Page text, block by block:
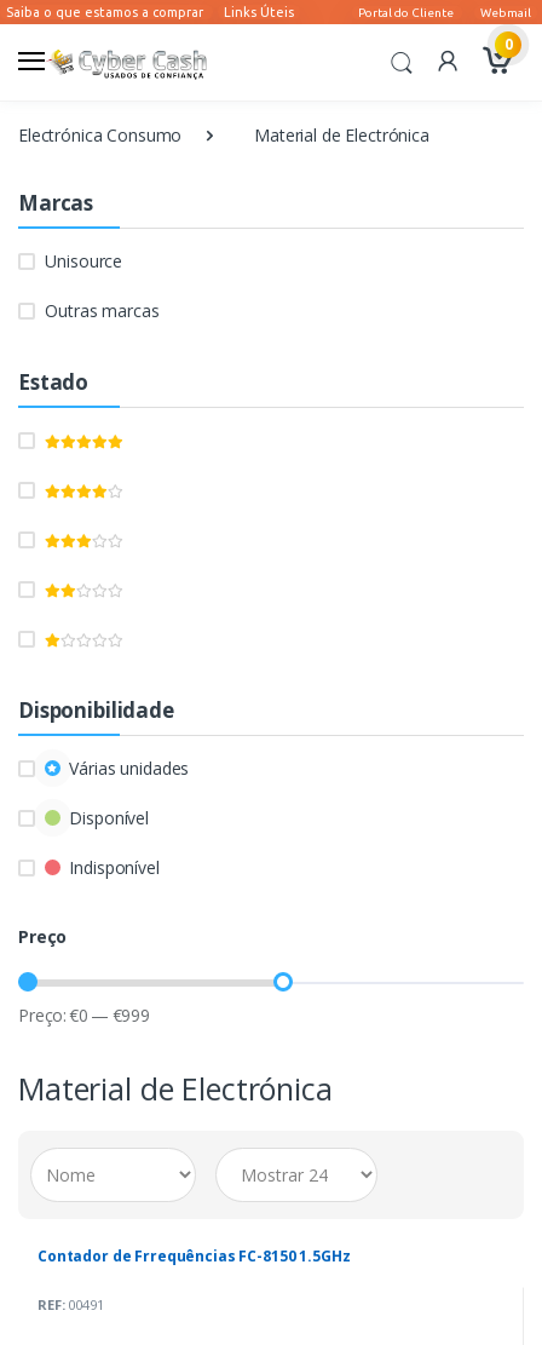
0
Electrónica Consumo Material de Electrónica
Marcas
Unisource
Outras marcas
Estado
Disponibilidade
Várias unidades
Disponível
Indisponível
Preço
Preço:€0 — €999
Material de Electrónica
Contador de Frrequências FC-8150 1.5GHz
REF:00491